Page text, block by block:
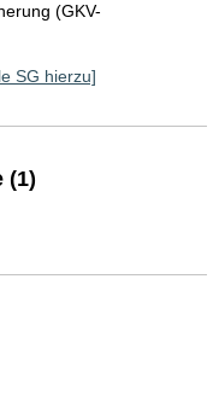
(GKV-
SG hierzu]
(1)